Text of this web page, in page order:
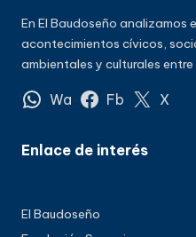
En El Baudoseño analizamos
acontecimientos cívicos,
ambientales y culturales
Wa Fb X
Enlace de interés
El Baudoseño